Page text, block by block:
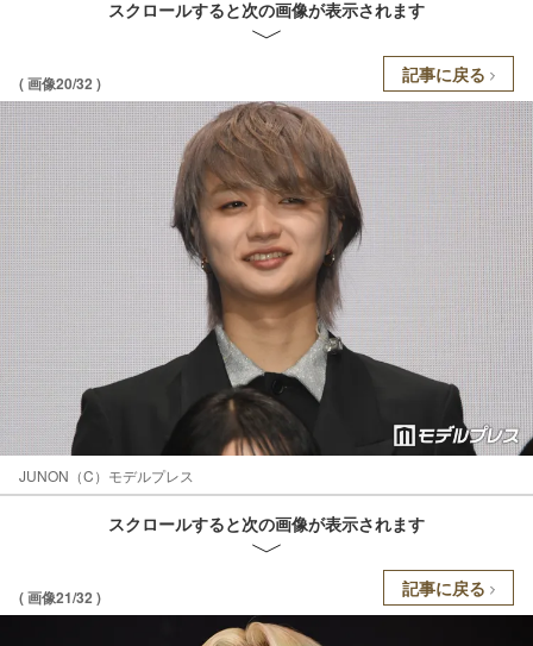
スクロールすると次の画像が表示されます
( 画像20/32 ) 記事に戻る
JUNON（C）モデルプレス
スクロールすると次の画像が表示されます
( 画像21/32 ) 記事に戻る